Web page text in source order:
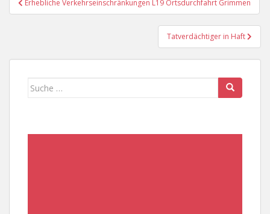
Erhebliche Verkehrseinschränkungen L19 Ortsdurchfahrt Grimmen
Tatverdächtiger in Haft
Suche